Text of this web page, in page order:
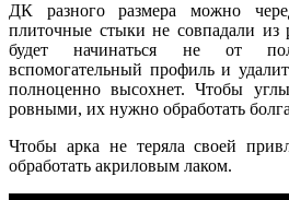
ДК разного размера можно
плиточные стыки не совпадали из
будет начинаться не от
вспомогательный профиль и
полноценно высохнет. Чтобы
ровными, их нужно обработать
Чтобы арка не теряла своей
обработать акриловым лаком.